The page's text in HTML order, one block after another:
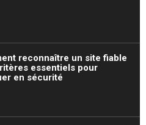
reconnaître un site fiable
essentiels pour
en sécurité